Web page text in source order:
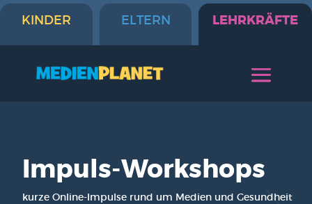
KINDER ELTERN LEHRKRÄFTE
Impuls-Work­shops
kur­ze Online-Impul­se rund um Medi­en und Gesund­heit